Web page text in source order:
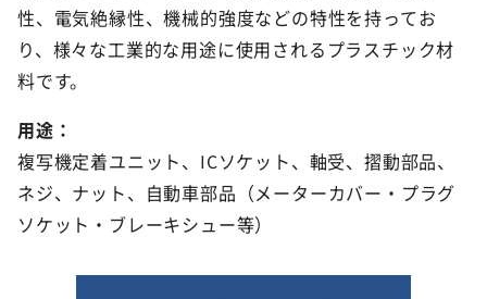
性、電気絶縁性、機械的強度などの特性を持ってお
り、様々な工業的な用途に使用されるプラスチック材
料です。
用途：
複写機定着ユニット、ICソケット、軸受、摺動部品、
ネジ、ナット、自動車部品（メーターカバー・プラグ
ソケット・ブレーキシュー等）